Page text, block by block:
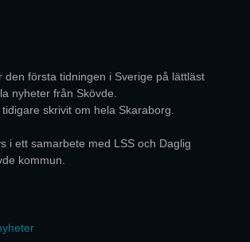
den första tidningen i Sverige på lättläst
nyheter från Skövde.
skrivit om hela Skaraborg.
i ett samarbete med LSS och Daglig
kommun.